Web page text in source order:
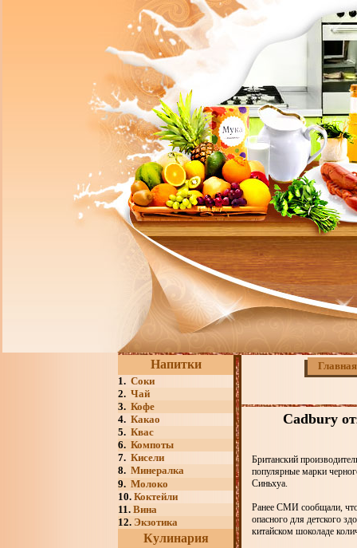
Напитки
1. Соки
2. Чай
3. Кофе
4. Какао
5. Квас
6. Компоты
7. Кисели
8. Минералка
9. Молоко
10. Коктейли
11. Вина
12. Экзотика
Кулинария
Главная
Cadbury
Британский
популярные марки
Синьхуа.
Ранее СМИ сообщали, что
опасного для детского
китайском шоколаде